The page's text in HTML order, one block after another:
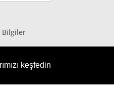
Bilgiler
keşfedin